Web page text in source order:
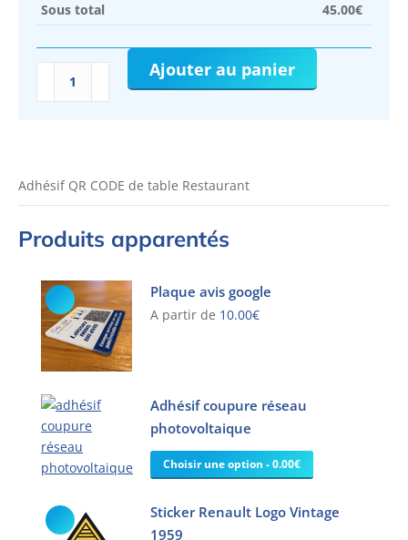
Sous total 45.00€
rond
Restaurant
Ajouter au panier
Adhésif QR CODE de table Restaurant
Produits apparentés
Plaque avis google
A partir de 10.00€
plusieurs
variations.
Les
options
être
choisies
Adhésif coupure réseau
photovoltaique
Choisir une option - 0.00€
Sticker Renault Logo Vintage
1959